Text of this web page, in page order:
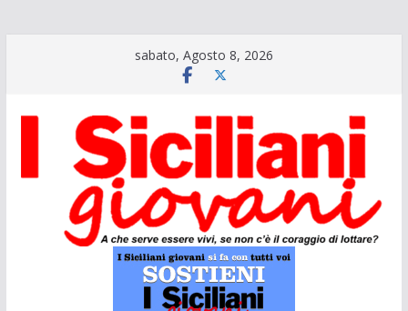
sabato, Agosto 8, 2026